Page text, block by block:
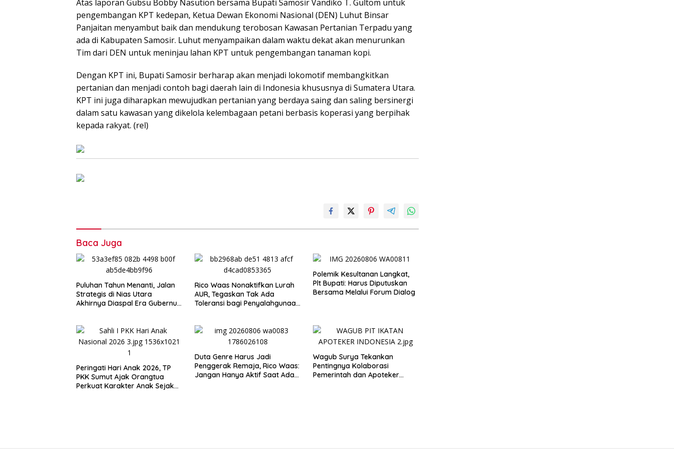
Atas laporan Gubsu Bobby Nasution bersama Bupati Samosir Vandiko T. Gultom untuk
pengembangan KPT kedepan, Ketua Dewan Ekonomi Nasional (DEN) Luhut Binsar
Panjaitan menyambut baik dan mendukung terobosan Kawasan Pertanian Terpadu yang
ada di Kabupaten Samosir. Luhut menyampaikan dalam waktu dekat akan menurunkan
Tim dari DEN untuk meninjau lahan KPT untuk pengembangan tanaman kopi.
Dengan KPT ini, Bupati Samosir berharap akan menjadi lokomotif membangkitkan
pertanian dan menjadi contoh bagi daerah lain di Indonesia khususnya di Sumatera Utara.
KPT ini juga diharapkan mewujudkan pertanian yang berdaya saing dan saling bersinergi
dalam satu kawasan yang dikelola kelembagaan petani berbasis koperasi yang berpihak
kepada rakyat. (rel)
Baca Juga
Puluhan Tahun Menanti, Jalan
Strategis di Nias Utara
Akhirnya Diaspal Era Gubernur
Rico Waas Nonaktifkan Lurah
AUR, Tegaskan Tak Ada
Toleransi bagi Penyalahgunaan
Polemik Kesultanan Langkat,
Plt Bupati: Harus Diputuskan
Bersama Melalui Forum Dialog
Peringati Hari Anak 2026, TP
PKK Sumut Ajak Orangtua
Perkuat Karakter Anak Sejak
Duta Genre Harus Jadi
Penggerak Remaja, Rico Waas:
Jangan Hanya Aktif Saat Ada
Wagub Surya Tekankan
Pentingnya Kolaborasi
Pemerintah dan Apoteker